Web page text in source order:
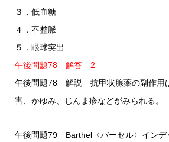
３．低血糖
４．不整脈
５．眼球突出
午後問題78 解答 2
午後問題78 解説 抗甲状腺薬の副作用
害、かゆみ、じんま疹などがみられる。
午後問題79 Barthel〈バーセル〉インデ